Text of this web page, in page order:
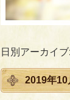
日別アーカイブ:
2019年